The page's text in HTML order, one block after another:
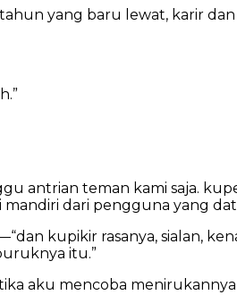
yang baru lewat, karir
antrian teman kami saja.
dari pengguna yang
kupikir rasanya, sialan,
itu.”
aku mencoba